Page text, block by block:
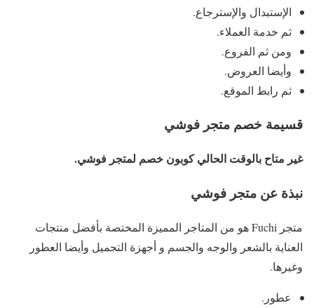
الإستبدال والإسترجاع.
ثم خدمة العملاء.
ومن ثم الفروع.
وأيضا العروض.
ثم رابط الموقع.
قسيمة خصم متجر فوشي
غير متاح بالوقت الحالي كوبون خصم لمتجر فوشي.
نبذة عن متجر فوشي
متجر Fuchi هو من المتاجر المميزة المختصة بأفضل منتجات
العناية بالشعر والوجه والجسم و أجهزة التجميل وأيضا العطور
وغيرها.
عطور.